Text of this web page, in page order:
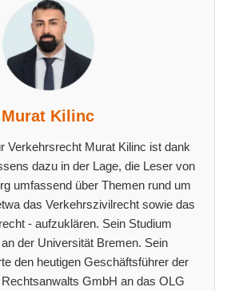
Murat Kilinc
Verkehrsrecht Murat Kilinc ist dank
dazu in der Lage, die Leser von
umfassend über Themen rund um
das Verkehrszivilrecht sowie das
- aufzuklären. Sein Studium
der Universität Bremen. Sein
den heutigen Geschäftsführer der
GmbH an das OLG